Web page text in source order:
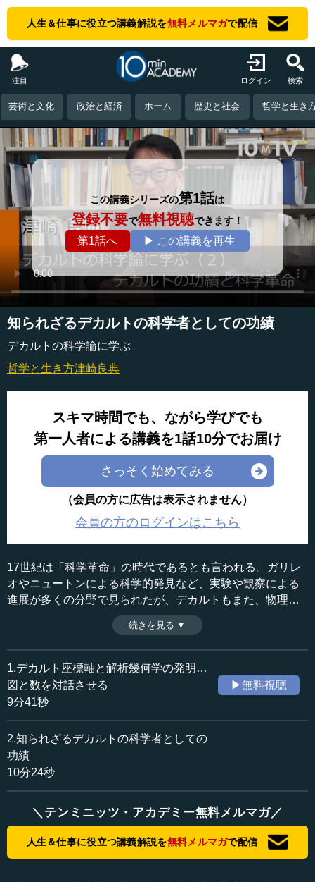
人生＆仕事に役立つ講義解説を無料メルマガで配信
注目 ログイン 検索
芸術と文化 政治と経済 ホーム 歴史と社会 哲学と生き
この講義シリーズの第1話は
登録不要で無料視聴できます！
第1話へ ▶ この講義を再生
知られざるデカルトの科学者としての功績
デカルトの科学論に学ぶ
哲学と生き方津崎良典
スキマ時間でも、ながら学びでも
第一人者による講義を1話10分でお届け
さっそく始めてみる
（会員の方に広告は表示されません）
会員の方のログインはこちら
17世紀は「科学革命」の時代であるとも言われる。ガリレ
オやニュートンによる科学的発見など、実験や観察による
進展が多くの分野で見られたが、デカルトもまた、物理
学、医学や天文学において多くの科学的な発見をした人物
である。（全2話中第2話）
収録日：2018年9月27日
追加日：2019年3月28日
カテゴリー：
哲学・思想
≪全文≫
●慣性の法則、運動量保存の法則、虹の原理
物理学の法則で言うと、他にも慣性の法則があります。
を保存するという法則です。つまり、力が働かない限り、
静止しているものは静止しているし、一定の運動で動いて
いるものは、宇宙の真空状態のように、力が働かない限り
ずっとその速度で動き続ける、これが慣性の法則で、運動
続きを見る ▼
1.デカルト座標軸と解析幾何学の発明…
図と数を対話させる
9分41秒
▶無料視聴
2.知られざるデカルトの科学者としての
功績
10分24秒
＼テンミニッツ・アカデミー無料メルマガ／
人生＆仕事に役立つ講義解説を無料メルマガで配信